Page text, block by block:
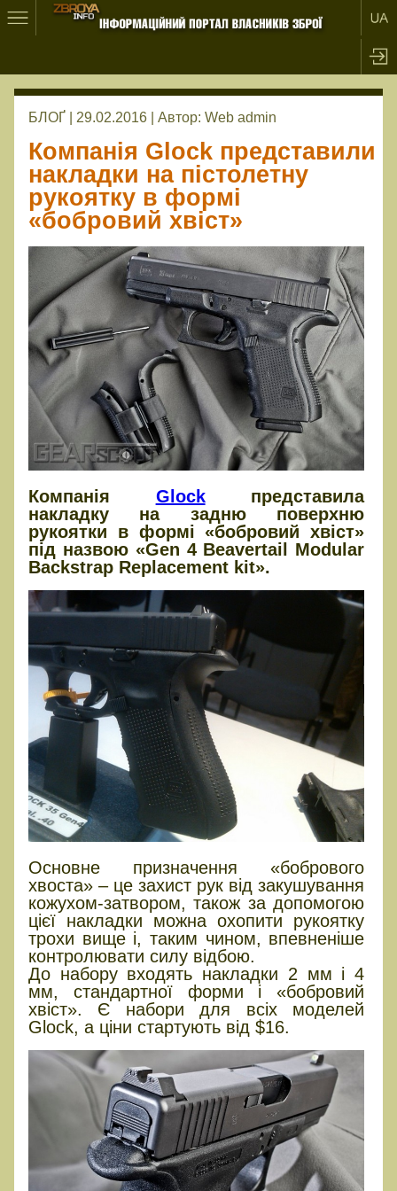
БЛОҐ | 29.02.2016 | Автор: Web admin
Компанія Glock представили
накладки на пістолетну
рукоятку в формі
«бобровий хвіст»
Компанія Glockпредставила
накладку на задню поверхню
рукоятки в формі «бобровий хвіст»
під назвою «Gen 4 Beavertail Modular
Backstrap Replacement kit».
Основне призначення «бобрового
хвоста» – це захист рук від закушування
кожухом-затвором, також за допомогою
цієї накладки можна охопити рукоятку
трохи вище і, таким чином, впевненіше
контролювати силу відбою.
До набору входять накладки 2 мм і 4
мм, стандартної форми і «бобровий
хвіст». Є набори для всіх моделей
Glock, а ціни стартують від $16.